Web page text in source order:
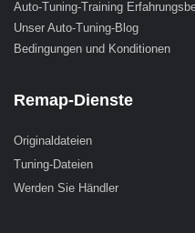
Auto-Tuning-Training
Unser Auto-Tuning-Blog
Bedingungen und Konditionen
Remap-Dienste
Originaldateien
Tuning-Dateien
Werden Sie Händler